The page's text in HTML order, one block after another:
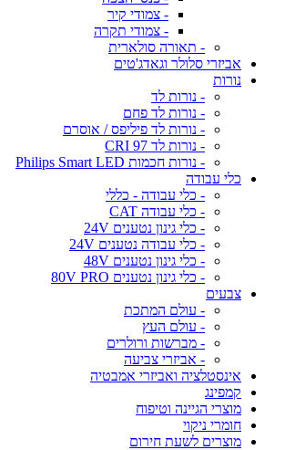
- צמודי קיר
- צמודי תקרה
- תאורה סולארית
אביזרי סלולר וגאדג'טים
נורות
- נורות לד
- נורות לד פחם
- נורות לד פיליפס / אוסרם
- נורות לד CRI 97
- נורות חכמות Philips Smart LED
כלי עבודה
- כלי עבודה - כללי
- כלי עבודה CAT
- כלי גינון נטענים 24V
- כלי עבודה נטענים 24V
- כלי גינון נטענים 48V
- כלי גינון נטענים 80V PRO
צבעים
- עולם המתכת
- עולם העץ
- מברשות ורולרים
- אביזרי צביעה
אינסטלציה ואביזרי אמבטיה
קמפינג
מוצרי הגיינה וטיפוח
חומרי ניקוי
מוצרים לשעת חירום